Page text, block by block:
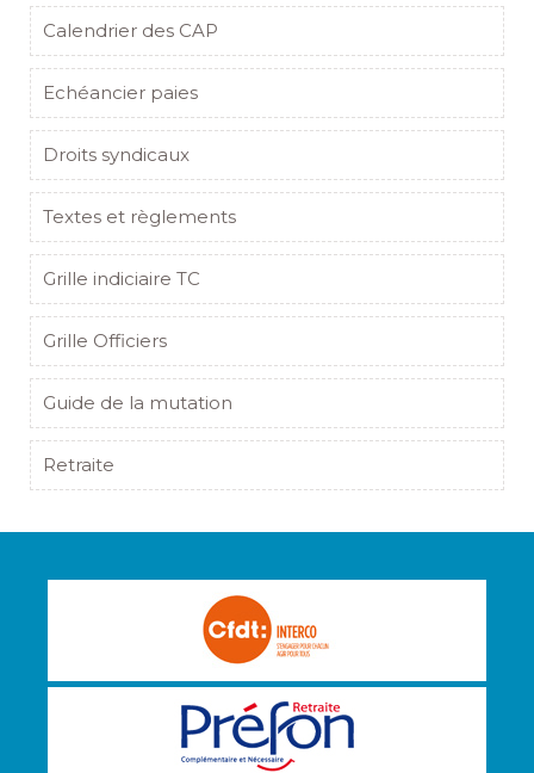
Calendrier des CAP
Echéancier paies
Droits syndicaux
Textes et règlements
Grille indiciaire TC
Grille Officiers
Guide de la mutation
Retraite